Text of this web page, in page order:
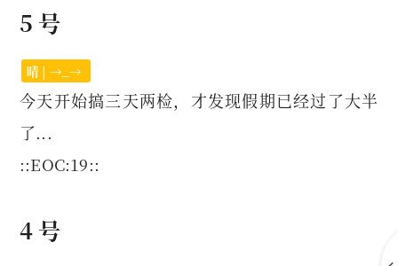
5 号
晴 | →_→
今天开始搞三天两检，才发现假期已经过了大半
了...
::EOC:19::
4 号